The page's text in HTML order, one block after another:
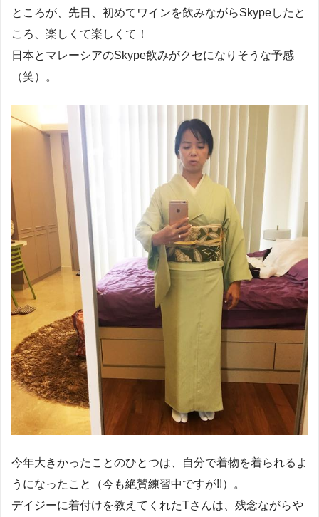
ところが、先日、初めてワインを飲みながらSkypeしたと
ころ、楽しくて楽しくて！
日本とマレーシアのSkype飲みがクセになりそうな予感
（笑）。
今年大きかったことのひとつは、自分で着物を着られるよ
うになったこと（今も絶賛練習中ですが!!）。
デイジーに着付けを教えてくれたTさんは、残念ながらや